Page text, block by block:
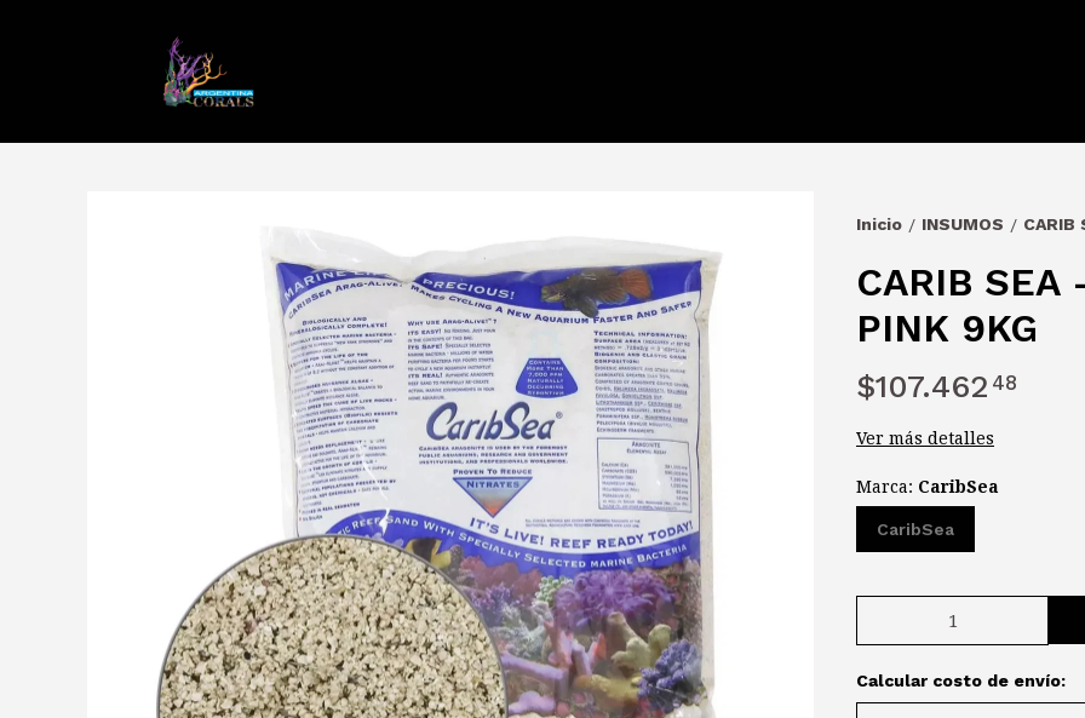
Inicio / INSUMOS / CARIB
CARIB
PINK 9KG
$107.462 48
Ver más detalles
Marca: CaribSea
CaribSea
Calcular costo de envío: